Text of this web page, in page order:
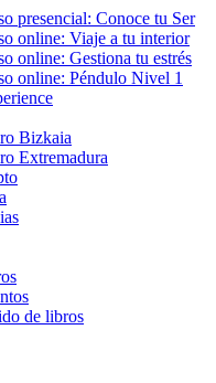
presencial: Conoce tu Ser
online: Viaje a tu interior
online: Gestiona tu estrés
online: Péndulo Nivel 1
Bizkaia
Extremadura
de libros